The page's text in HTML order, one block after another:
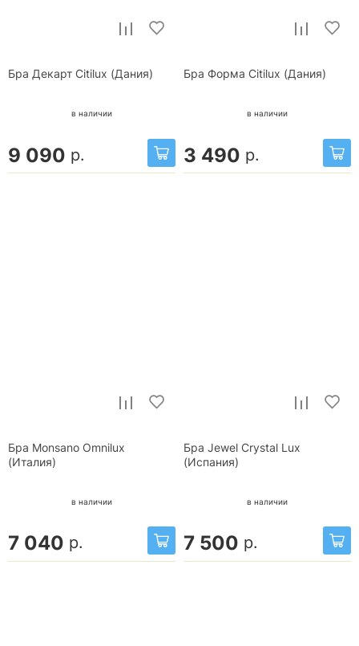
Бра Декарт Citilux (Дания)
в наличии
9 090 р.
Бра Форма Citilux (Дания)
в наличии
3 490 р.
Бра Monsano Omnilux
(Италия)
в наличии
7 040 р.
Бра Jewel Crystal Lux
(Испания)
в наличии
7 500 р.